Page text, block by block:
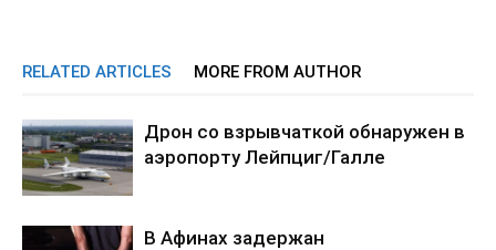
RELATED ARTICLES MORE FROM AUTHOR
Дрон со взрывчаткой обнаружен в
аэропорту Лейпциг/Галле
В Афинах задержан